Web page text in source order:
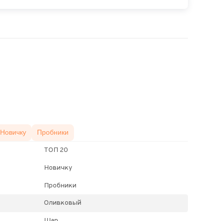
Новичку Пробники
ТОП 20
Новичку
Пробники
Оливковый